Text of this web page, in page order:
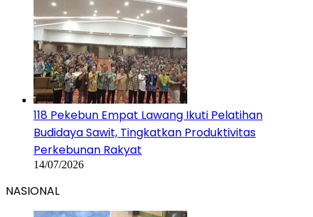
118 Pekebun Empat Lawang Ikuti Pelatihan
Budidaya Sawit, Tingkatkan Produktivitas
Perkebunan Rakyat
14/07/2026
NASIONAL